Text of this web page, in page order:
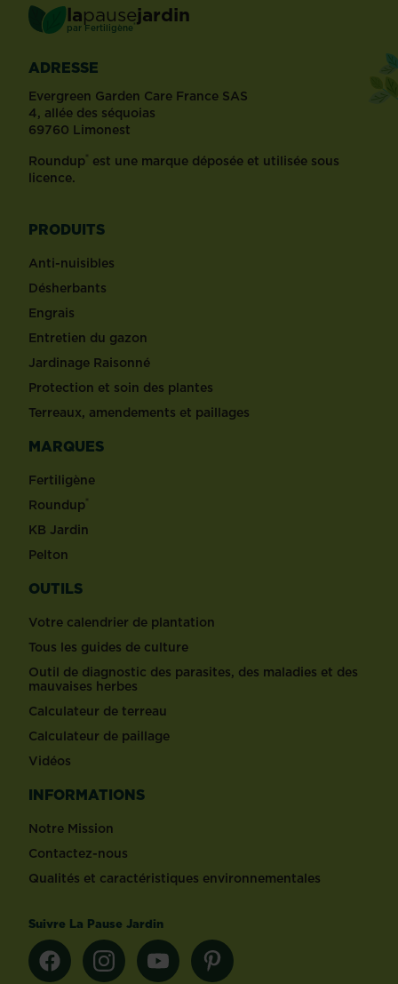
lapausejardin
par Fertiligène ®
ADRESSE
Evergreen Garden Care France SAS
4, allée des séquoias
69760 Limonest
Roundup® est une marque déposée et utilisée sous
licence.
PRODUITS
Anti-nuisibles
Désherbants
Engrais
Entretien du gazon
Jardinage Raisonné
Protection et soin des plantes
Terreaux, amendements et paillages
MARQUES
Fertiligène
Roundup®
KB Jardin
Pelton
OUTILS
Votre calendrier de plantation
Tous les guides de culture
Outil de diagnostic des parasites, des maladies et des
mauvaises herbes
Calculateur de terreau
Calculateur de paillage
Vidéos
INFORMATIONS
Notre Mission
Contactez-nous
Qualités et caractéristiques environnementales
Suivre La Pause Jardin